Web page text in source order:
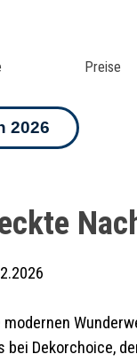
Preise
2026
bei Dekorchoice,